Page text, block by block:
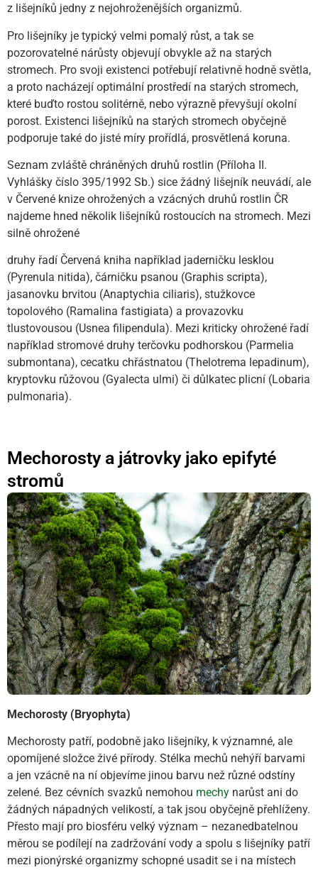
z lišejníků jedny z nejohroženějších organizmů.
Pro lišejníky je typický velmi pomalý růst, a tak se
pozorovatelné nárůsty objevují obvykle až na starých
stromech. Pro svoji existenci potřebují relativně hodně světla,
a proto nacházejí optimální prostředí na starých stromech,
které buďto rostou solitérně, nebo výrazně převyšují okolní
porost. Existenci lišejníků na starých stromech obyčejně
podporuje také do jisté míry prořídlá, prosvětlená koruna.
Seznam zvláště chráněných druhů rostlin (Příloha II.
Vyhlášky číslo 395/1992 Sb.) sice žádný lišejník neuvádí, ale
v Červené knize ohrožených a vzácných druhů rostlin ČR
najdeme hned několik lišejníků rostoucích na stromech. Mezi
silně ohrožené
druhy řadí Červená kniha například jaderničku lesklou
(Pyrenula nitida), čárničku psanou (Graphis scripta),
jasanovku brvitou (Anaptychia ciliaris), stužkovce
topolového (Ramalina fastigiata) a provazovku
tlustovousou (Usnea filipendula). Mezi kriticky ohrožené řadí
například stromové druhy terčovku podhorskou (Parmelia
submontana), cecatku chřástnatou (Thelotrema lepadinum),
kryptovku růžovou (Gyalecta ulmi) či důlkatec plicní (Lobaria
pulmonaria).
Mechorosty a játrovky jako epifyté
stromů
Mechorosty (Bryophyta)
Mechorosty patří, podobně jako lišejníky, k významné, ale
opomíjené složce živé přírody. Stélka mechů nehýří barvami
a jen vzácně na ní objevíme jinou barvu než různé odstíny
zelené. Bez cévních svazků nemohou mechy narůst ani do
žádných nápadných velikostí, a tak jsou obyčejně přehlíženy.
Přesto mají pro biosféru velký význam – nezanedbatelnou
měrou se podílejí na zadržování vody a spolu s lišejníky patří
mezi pionýrské organizmy schopné usadit se i na místech